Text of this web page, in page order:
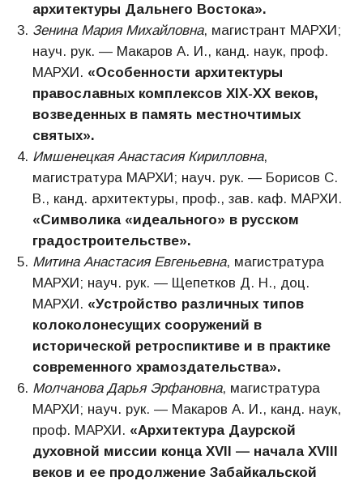
архитектуры Дальнего Востока».
Зенина Мария Михайловна, магистрант МАРХИ;
науч. рук. — Макаров А. И., канд. наук, проф.
МАРХИ. «Особенности архитектуры
православных комплексов XIX-ХХ веков,
возведенных в память местночтимых
святых».
Имшенецкая Анастасия Кирилловна,
магистратура МАРХИ; науч. рук. — Борисов С.
В., канд. архитектуры, проф., зав. каф. МАРХИ.
«Символика «идеального» в русском
градостроительстве».
Митина Анастасия Евгеньевна, магистратура
МАРХИ; науч. рук. — Щепетков Д. Н., доц.
МАРХИ. «Устройство различных типов
колоколонесущих сооружений в
исторической ретроспиктиве и в практике
современного храмоздательства».
Молчанова Дарья Эрфановна, магистратура
МАРХИ; науч. рук. — Макаров А. И., канд. наук,
проф. МАРХИ. «Архитектура Даурской
духовной миссии конца XVII — начала XVIII
веков и ее продолжение Забайкальской